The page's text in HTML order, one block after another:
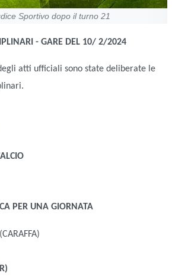
Sportivo dopo il turno 21
- GARE DEL 10/ 2/2024
atti ufficiali sono state deliberate le
PER UNA GIORNATA
(CARAFFA)